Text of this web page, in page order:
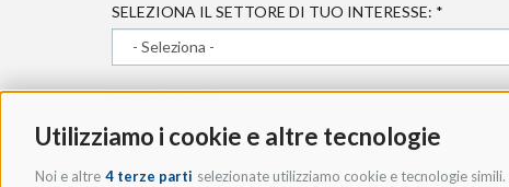
Utilizziamo i cookie e altre tecnologie
Noi e altre 4 terze parti selezionate utilizziamo cookie e tecnologie
SELEZIONA IL SETTORE DI TUO INTERESSE: *
MESSAGGIO*